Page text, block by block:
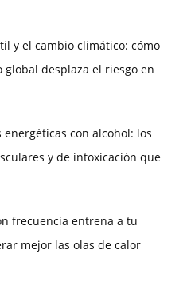
y el cambio climático: cómo
desplaza el riesgo en
con alcohol: los
y de intoxicación que
frecuencia entrena a tu
mejor las olas de calor